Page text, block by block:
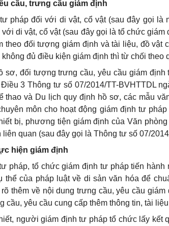
cầu, trưng cầu giám định
pháp đối với di vật, cổ vật (sau đây gọi là
di vật, cổ vật (sau đây gọi là tổ chức giám
theo đối tượng giám định và tài liệu, đồ vật
đủ điều kiện giám định thì từ chối theo
sơ, đối tượng trưng cầu, yêu cầu giám
3 Thông tư số 07/2014/TT-BVHTTDL
thao và Du lịch quy định hồ sơ, các mẫu
môn cho hoạt động giám định tư
bị, phương tiện giám định của Văn
liên quan (sau đây gọi là Thông tư số 07/201
hiện giám định
pháp, tổ chức giám định tư pháp tiến
thể của pháp luật về di sản văn hóa để
thêm về nội dung trưng cầu, yêu cầu
cầu, yêu cầu cung cấp thêm thông tin, tài
người giám định tư pháp tổ chức lấy kết